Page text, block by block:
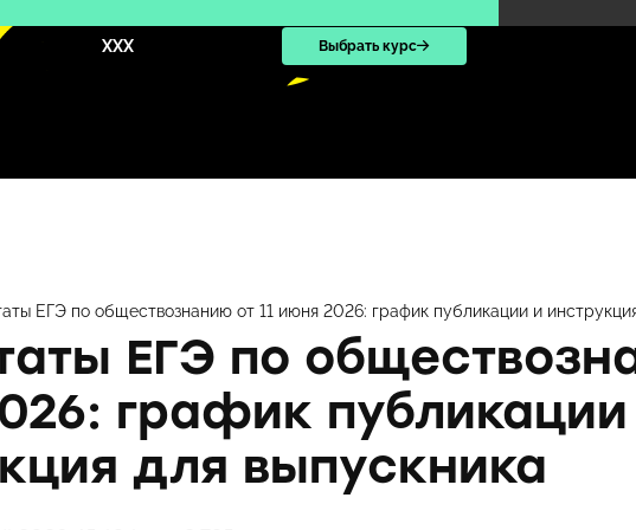
XXX Выбрать курс
ЕГЭ по обществознанию от 11 июня 2026: график публикации и
ЕГЭ по
график публикации
для выпускника